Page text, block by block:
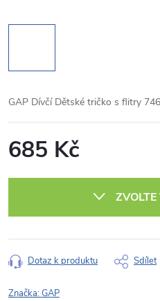
GAP Dívčí Dětské tričko s flitry
685 Kč
Dotaz k produktu Sdílet
Značka:GAP